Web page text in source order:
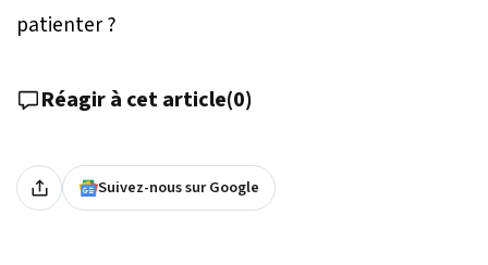
patienter ?
Réagir à cet article(0)
Suivez-nous sur Google